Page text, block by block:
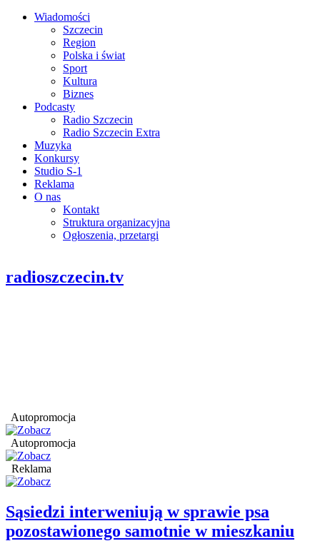
Wiadomości
Szczecin
Region
Polska i świat
Sport
Kultura
Biznes
Podcasty
Radio Szczecin
Radio Szczecin Extra
Muzyka
Konkursy
Studio S-1
Reklama
O nas
Kontakt
Struktura organizacyjna
Ogłoszenia, przetargi
radioszczecin.tv
Autopromocja
Autopromocja
Reklama
Sąsiedzi interweniują w sprawie psa
pozostawionego samotnie w mieszkaniu